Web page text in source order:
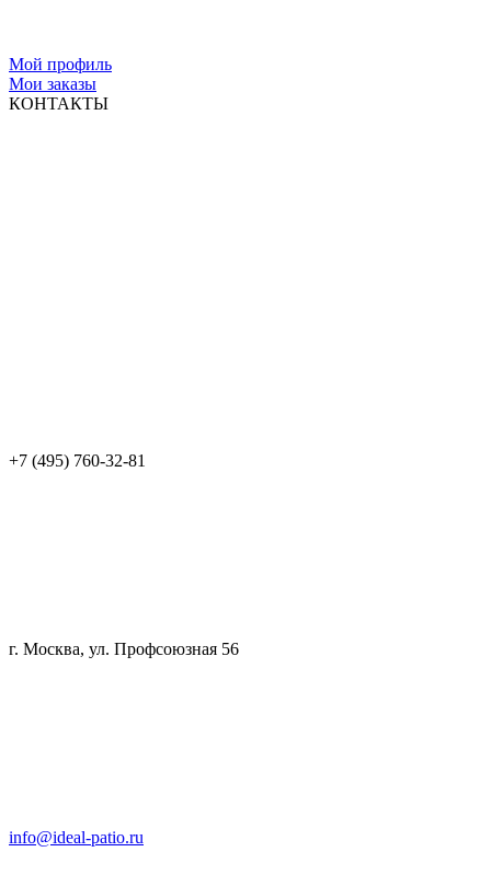
Мой профиль
Мои заказы
КОНТАКТЫ
+7 (495) 760-32-81
г. Москва, ул. Профсоюзная 56
info@ideal-patio.ru